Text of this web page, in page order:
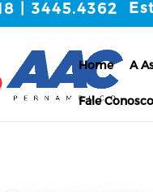
| 3445.4362
Home A
Fale Conosco